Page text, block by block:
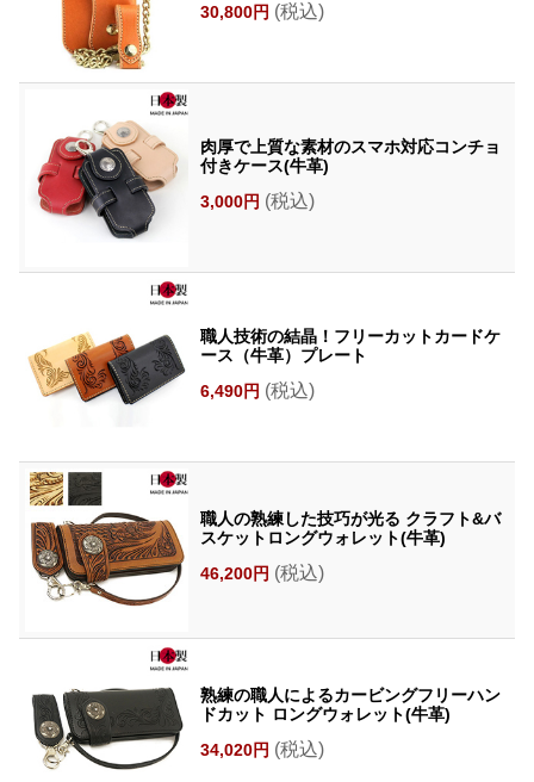
30,800円 (税込)
肉厚で上質な素材のスマホ対応コンチョ
付きケース(牛革)
3,000円 (税込)
職人技術の結晶！フリーカットカードケ
ース（牛革）プレート
6,490円 (税込)
職人の熟練した技巧が光る クラフト&バ
スケットロングウォレット(牛革)
46,200円 (税込)
熟練の職人によるカービングフリーハン
ドカット ロングウォレット(牛革)
34,020円 (税込)